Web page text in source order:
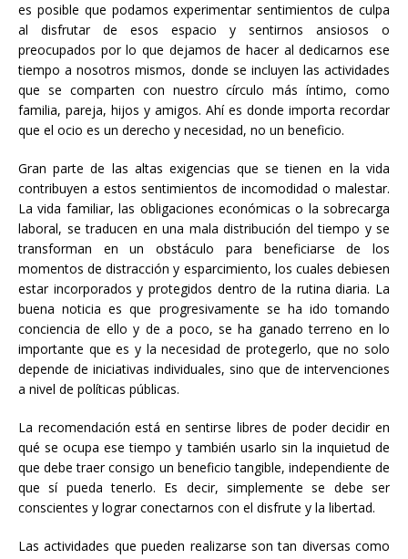
es posible que podamos experimentar sentimientos de culpa
al disfrutar de esos espacio y sentirnos ansiosos o
preocupados por lo que dejamos de hacer al dedicarnos ese
tiempo a nosotros mismos, donde se incluyen las actividades
que se comparten con nuestro círculo más íntimo, como
familia, pareja, hijos y amigos. Ahí es donde importa recordar
que el ocio es un derecho y necesidad, no un beneficio.
Gran parte de las altas exigencias que se tienen en la vida
contribuyen a estos sentimientos de incomodidad o malestar.
La vida familiar, las obligaciones económicas o la sobrecarga
laboral, se traducen en una mala distribución del tiempo y se
transforman en un obstáculo para beneficiarse de los
momentos de distracción y esparcimiento, los cuales debiesen
estar incorporados y protegidos dentro de la rutina diaria. La
buena noticia es que progresivamente se ha ido tomando
conciencia de ello y de a poco, se ha ganado terreno en lo
importante que es y la necesidad de protegerlo, que no solo
depende de iniciativas individuales, sino que de intervenciones
a nivel de políticas públicas.
La recomendación está en sentirse libres de poder decidir en
qué se ocupa ese tiempo y también usarlo sin la inquietud de
que debe traer consigo un beneficio tangible, independiente de
que sí pueda tenerlo. Es decir, simplemente se debe ser
conscientes y lograr conectarnos con el disfrute y la libertad.
Las actividades que pueden realizarse son tan diversas como